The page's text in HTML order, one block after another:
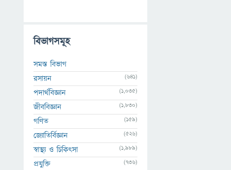
বিভাগসমূহ
সমস্ত বিভাগ
রসায়ন
(641)
পদার্থবিজ্ঞান (1,035)
জীববিজ্ঞান (1,830)
গণিত (159)
জ্যোতির্বিজ্ঞান (526)
স্বাস্থ্য ও চিকিৎসা (1,989)
প্রযুক্তি (736)